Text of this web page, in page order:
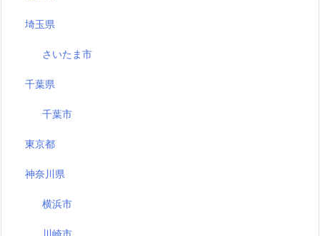
埼玉県
さいたま市
千葉県
千葉市
東京都
神奈川県
横浜市